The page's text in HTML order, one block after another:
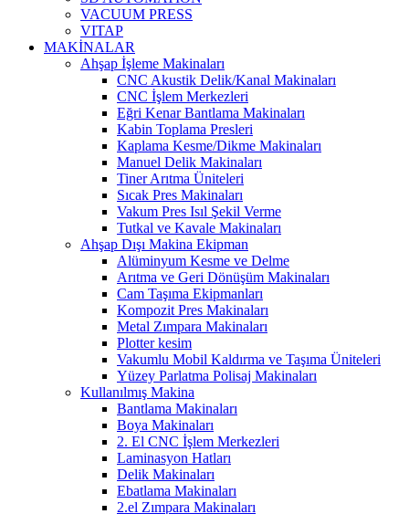
VACUUM PRESS
VITAP
MAKİNALAR
Ahşap İşleme Makinaları
CNC Akustik Delik/Kanal Makinaları
CNC İşlem Merkezleri
Eğri Kenar Bantlama Makinaları
Kabin Toplama Presleri
Kaplama Kesme/Dikme Makinaları
Manuel Delik Makinaları
Tiner Arıtma Üniteleri
Sıcak Pres Makinaları
Vakum Pres Isıl Şekil Verme
Tutkal ve Kavale Makinaları
Ahşap Dışı Makina Ekipman
Alüminyum Kesme ve Delme
Arıtma ve Geri Dönüşüm Makinaları
Cam Taşıma Ekipmanları
Kompozit Pres Makinaları
Metal Zımpara Makinaları
Plotter kesim
Vakumlu Mobil Kaldırma ve Taşıma Üniteleri
Yüzey Parlatma Polisaj Makinaları
Kullanılmış Makina
Bantlama Makinaları
Boya Makinaları
2. El CNC İşlem Merkezleri
Laminasyon Hatları
Delik Makinaları
Ebatlama Makinaları
2.el Zımpara Makinaları